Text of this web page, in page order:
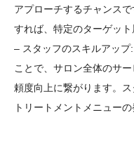
アプローチするチャンス
すれば、特定のターゲット
– スタッフのスキルアッ
ことで、サロン全体のサ
頼度向上に繋がります。
トリートメントメニュー